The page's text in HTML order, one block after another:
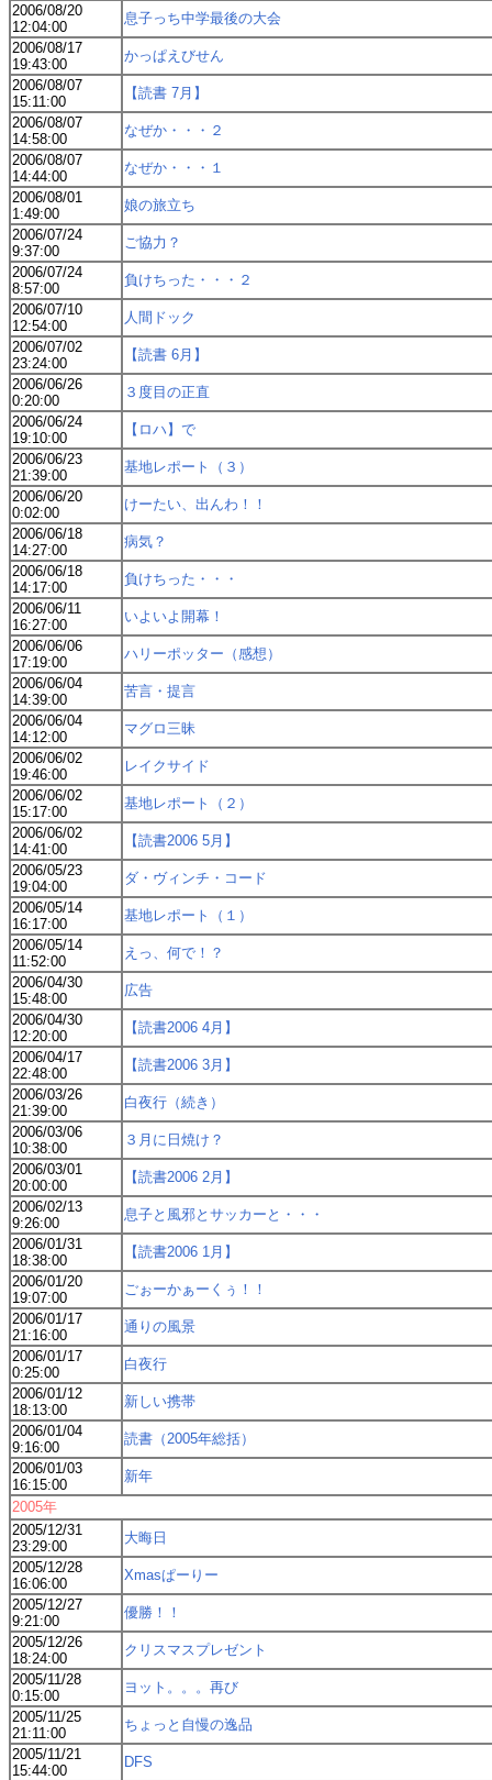
2006/08/20
12:04:00
息子っち中学最後の大会
2006/08/17
19:43:00
かっぱえびせん
2006/08/07
15:11:00
【読書 7月】
2006/08/07
14:58:00
なぜか・・・２
2006/08/07
14:44:00
なぜか・・・１
2006/08/01
1:49:00
娘の旅立ち
2006/07/24
9:37:00
ご協力？
2006/07/24
8:57:00
負けちった・・・２
2006/07/10
12:54:00
人間ドック
2006/07/02
23:24:00
【読書 6月】
2006/06/26
0:20:00
３度目の正直
2006/06/24
19:10:00
【ロハ】で
2006/06/23
21:39:00
基地レポート（３）
2006/06/20
0:02:00
けーたい、出んわ！！
2006/06/18
14:27:00
病気？
2006/06/18
14:17:00
負けちった・・・
2006/06/11
16:27:00
いよいよ開幕！
2006/06/06
17:19:00
ハリーポッター（感想）
2006/06/04
14:39:00
苦言・提言
2006/06/04
14:12:00
マグロ三昧
2006/06/02
19:46:00
レイクサイド
2006/06/02
15:17:00
基地レポート（２）
2006/06/02
14:41:00
【読書2006 5月】
2006/05/23
19:04:00
ダ・ヴィンチ・コード
2006/05/14
16:17:00
基地レポート（１）
2006/05/14
11:52:00
えっ、何で！？
2006/04/30
15:48:00
広告
2006/04/30
12:20:00
【読書2006 4月】
2006/04/17
22:48:00
【読書2006 3月】
2006/03/26
21:39:00
白夜行（続き）
2006/03/06
10:38:00
３月に日焼け？
2006/03/01
20:00:00
【読書2006 2月】
2006/02/13
9:26:00
息子と風邪とサッカーと・・・
2006/01/31
18:38:00
【読書2006 1月】
2006/01/20
19:07:00
ごぉーかぁーくぅ！！
2006/01/17
21:16:00
通りの風景
2006/01/17
0:25:00
白夜行
2006/01/12
18:13:00
新しい携帯
2006/01/04
9:16:00
読書（2005年総括）
2006/01/03
16:15:00
新年
2005年
2005/12/31
23:29:00
大晦日
2005/12/28
16:06:00
Xmasぱーりー
2005/12/27
9:21:00
優勝！！
2005/12/26
18:24:00
クリスマスプレゼント
2005/11/28
0:15:00
ヨット。。。再び
2005/11/25
21:11:00
ちょっと自慢の逸品
2005/11/21
15:44:00
DFS